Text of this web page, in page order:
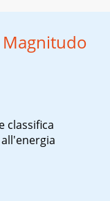
Magnitudo
classifica